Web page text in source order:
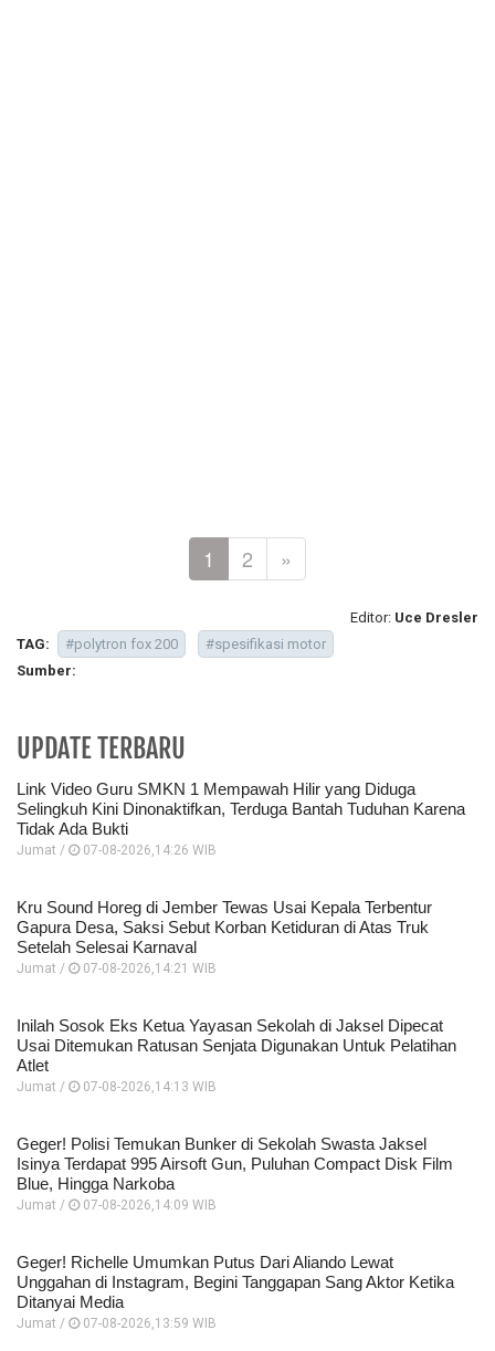
1 2 »
Editor: Uce Dresler
TAG:
#polytron fox 200
#spesifikasi motor
Sumber:
UPDATE TERBARU
Link Video Guru SMKN 1 Mempawah Hilir yang Diduga
Selingkuh Kini Dinonaktifkan, Terduga Bantah Tuduhan Karena
Tidak Ada Bukti
Jumat / 07-08-2026,14:26 WIB
Kru Sound Horeg di Jember Tewas Usai Kepala Terbentur
Gapura Desa, Saksi Sebut Korban Ketiduran di Atas Truk
Setelah Selesai Karnaval
Jumat / 07-08-2026,14:21 WIB
Inilah Sosok Eks Ketua Yayasan Sekolah di Jaksel Dipecat
Usai Ditemukan Ratusan Senjata Digunakan Untuk Pelatihan
Atlet
Jumat / 07-08-2026,14:13 WIB
Geger! Polisi Temukan Bunker di Sekolah Swasta Jaksel
Isinya Terdapat 995 Airsoft Gun, Puluhan Compact Disk Film
Blue, Hingga Narkoba
Jumat / 07-08-2026,14:09 WIB
Geger! Richelle Umumkan Putus Dari Aliando Lewat
Unggahan di Instagram, Begini Tanggapan Sang Aktor Ketika
Ditanyai Media
Jumat / 07-08-2026,13:59 WIB